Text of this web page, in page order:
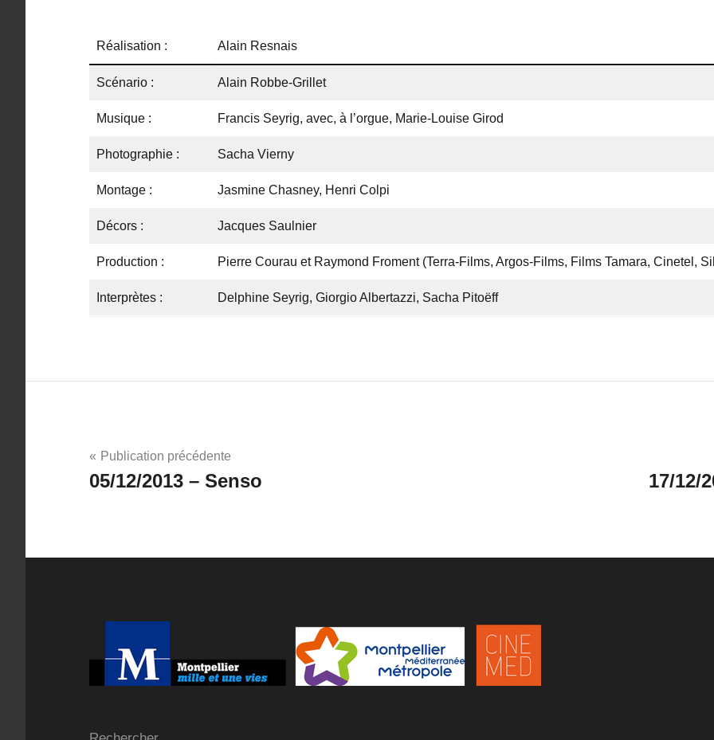
Réalisation : Alain Resnais
Scénario : Alain Robbe-Grillet
Musique : Francis Seyrig, avec, à l’orgue, Marie-Louise Girod
Photographie : Sacha Vierny
Montage : Jasmine Chasney, Henri Colpi
Décors : Jacques Saulnier
Production : Pierre Courau et Raymond Froment (Terra-Films, Argos-Films, Films Tamara, Cinetel,
Interprètes : Delphine Seyrig, Giorgio Albertazzi, Sacha Pitoëff
Navigation
de
Publication précédente
05/12/2013 – Senso 17/12/